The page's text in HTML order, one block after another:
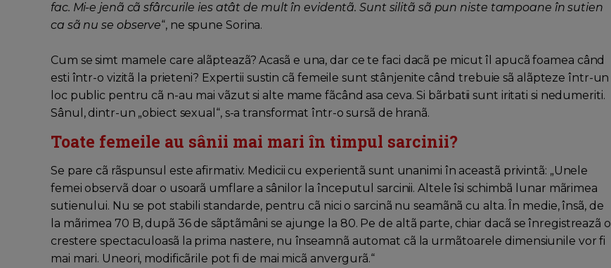
fac. Mi-e jenã cã sfârcurile ies atât de mult în evidentã. Sunt silitã sã pun niste tampoane în sutien
ca sã nu se observe“, ne spune Sorina.
Cum se simt mamele care alãpteazã? Acasã e una, dar ce te faci dacã pe micut îl apucã foamea când
esti într-o vizitã la prieteni? Expertii sustin cã femeile sunt stânjenite când trebuie sã alãpteze într-un
loc public pentru cã n-au mai vãzut si alte mame fãcând asa ceva. Si bãrbatii sunt iritati si nedumeriti.
Sânul, dintr-un „obiect sexual“, s-a transformat într-o sursã de hranã.
Toate femeile au sânii mai mari în timpul sarcinii?
Se pare cã rãspunsul este afirmativ. Medicii cu experientã sunt unanimi în aceastã privintã: „Unele
femei observã doar o usoarã umflare a sânilor la începutul sarcinii. Altele îsi schimbã lunar mãrimea
sutienului. Nu se pot stabili standarde, pentru cã nici o sarcinã nu seamãnã cu alta. În medie, însã, de
la mãrimea 70 B, dupã 36 de sãptãmâni se ajunge la 80. Pe de altã parte, chiar dacã se înregistreazã o
crestere spectaculoasã la prima nastere, nu înseamnã automat cã la urmãtoarele dimensiunile vor fi
mai mari. Uneori, modificãrile pot fi de mai micã anvergurã.“